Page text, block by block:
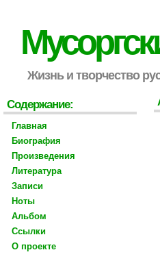
Жизнь и творчество
Содержание:
Главная
Биография
Произведения
Литература
Записи
Ноты
Альбом
Ссылки
О проекте